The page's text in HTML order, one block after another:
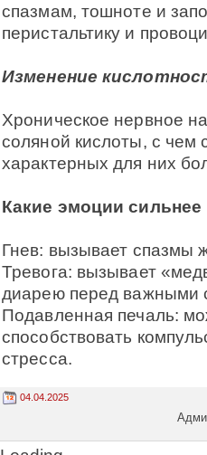
спазмам, тошноте и
перистальтику и
Изменение
Хроническое нервное
соляной кислоты, с чем
характерных для них
Какие эмоции
Гнев: вызывает спазмы
Тревога: вызывает
диарею перед важными
Подавленная печаль:
способствовать
стресса.
04.04.2025